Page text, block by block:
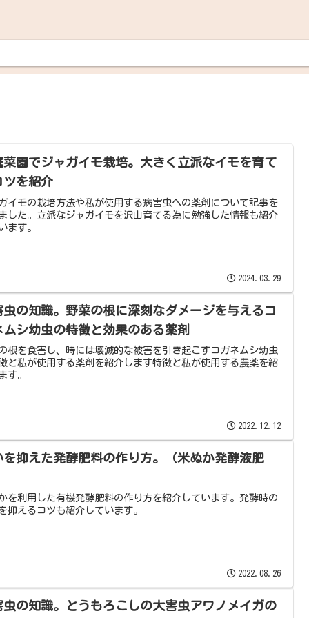
菜園でジャガイモ栽培。大きく立派なイモを育て
ツを紹介
イモの栽培方法や私が使用する病害虫への薬剤について記事を
した。立派なジャガイモを沢山育てる為に勉強した情報も紹介
ます。
2024.03.29
虫の知識。野菜の根に深刻なダメージを与えるコ
ムシ幼虫の特徴と効果のある薬剤
根を食害し、時には壊滅的な被害を引き起こすコガネムシ幼虫
と私が使用する薬剤を紹介します特徴と私が使用する農薬を紹
す。
2022.12.12
を抑えた発酵肥料の作り方。（米ぬか発酵液肥
を利用した有機発酵肥料の作り方を紹介しています。発酵時の
抑えるコツも紹介しています。
2022.08.26
虫の知識。とうもろこしの大害虫アワノメイガの